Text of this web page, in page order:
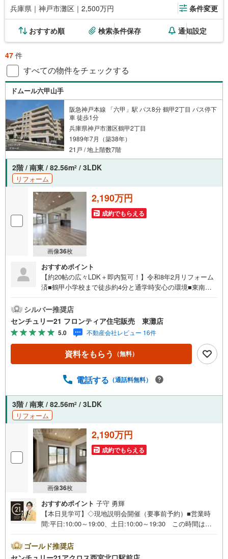
兵庫県｜神戸市灘区｜2,500万円 条件変更
おすすめ順 検索条件保存 通知設定
47 件
すべての物件をチェックする
ドムール六甲山手
阪急神戸本線 「六甲」駅 バス8分 鶴甲2丁目 バス停下
車 徒歩1分
兵庫県神戸市灘区鶴甲2丁目
1989年7月（築38年）
21戸 / 地上階数7階
2階 / 南東 / 82.56m2 / 3LDK
リフォーム
画像36枚
2,190万円
成約でもらえる
おすすめポイント
【約20帖の広々LDK＋即内覧可！】令和8年2月リフォーム
済■鶴甲小学校まで徒歩約4分と通学時安心の環境■東南・
ゼット3箇所など収納豊富 特徴・オートロック付きで来訪
者が確認できて安心 リフォーム内容・システムキッチン交
換・システムバス交換（浴室乾燥機付）・洗浄機能付トイ
レ交換・洗面化粧台交換・フローリング、クロス張替・建
具、クローゼット交換・照明器具付 立地・神戸市立鶴甲小
学校まで徒歩約4分・神戸市立長峰中学校まで徒歩約36分
ャルプランナーが資金計画をサポート！2.買い替えなどに
がりがあるため、最も低金利になるように審査が可能！4.
物件のお引渡し後に必要になったお家のリフォームも弊社
のリフォームプランナーがご提案！弊社は専門家同士が連
携をとっているため、より多くの知見がございますお気軽
にお問合せください！
シルバー推奨店
センチュリー21 フロンティア住宅販売 東灘店
5.0 不動産会社レビュー 16件
資料をもらう （無料）
電話する （通話料無料）
3階 / 南東 / 82.56m2 / 3LDK
リフォーム
画像36枚
2,190万円
成約でもらえる
おすすめポイント 子守 勇輝
【本日見学可】◇現地説明会開催（要事前予約）■営業時
間:平日:10:00～19:00、土日:10:00～19:30 この時間はお
2月リフォーム済。バス停まで徒歩1分です。眺望良好。閑
静な住宅地です。○センチュリー21アクロスグループの3つ
ゴールド推奨店